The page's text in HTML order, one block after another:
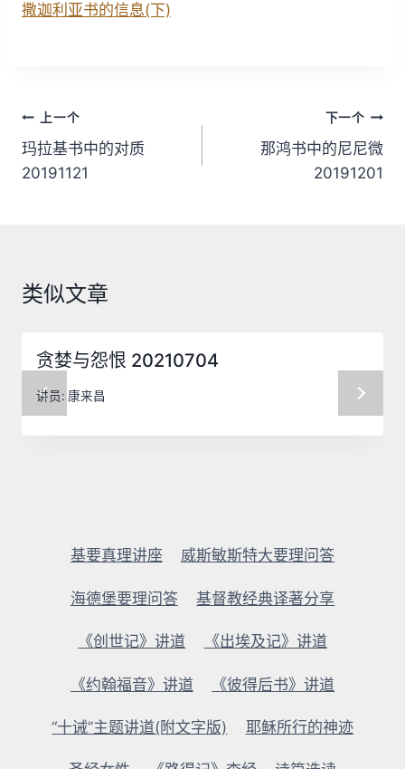
撒迦利亚书的信息(下)
文
章
导
上一个
玛拉基书中的对质
20191121
下一个
那鸿书中的尼尼微
20191201
类似文章
贪婪与怨恨 20210704
讲员: 康来昌
基要真理讲座 威斯敏斯特大要理问答
海德堡要理问答 基督教经典译著分享
《创世记》讲道 《出埃及记》讲道
《约翰福音》讲道 《彼得后书》讲道
“十诫”主题讲道(附文字版) 耶稣所行的神迹